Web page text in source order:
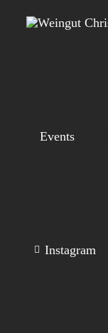
Events
Instagram